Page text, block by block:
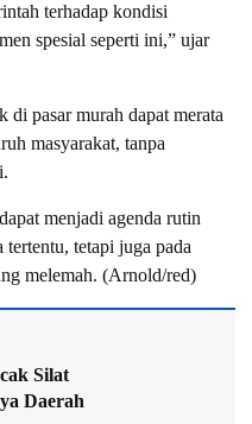
terhadap kondisi
spesial seperti ini,” ujar
di pasar murah dapat merata
masyarakat, tanpa
menjadi agenda rutin
tetapi juga pada
melemah. (Arnold/red)
Silat
Daerah